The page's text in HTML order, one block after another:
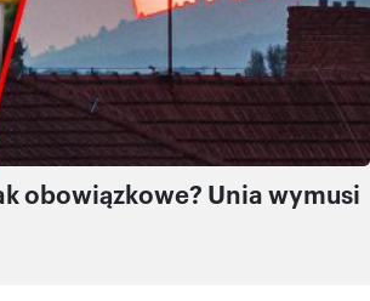
obowiązkowe? Unia wymusi